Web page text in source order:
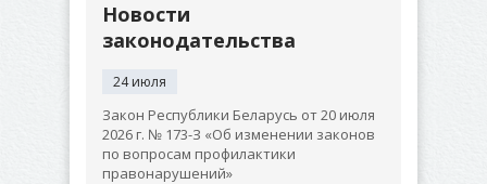
Новости
законодательства
24 июля
Закон Республики Беларусь от 20 июля
2026 г. № 173-З «Об изменении законов
по вопросам профилактики
правонарушений»